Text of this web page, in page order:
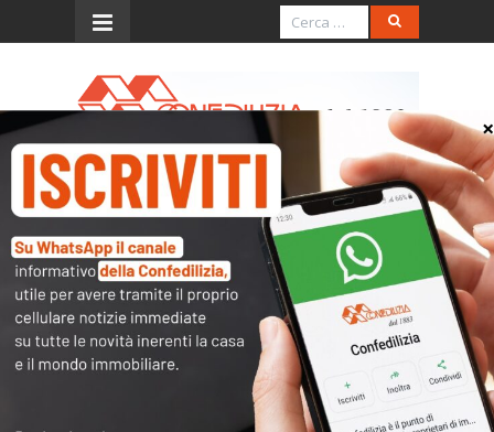
Menu
La Stampa – 4.7.2016 – I
vantaggi economici del
“contratto energia” per il
condominio